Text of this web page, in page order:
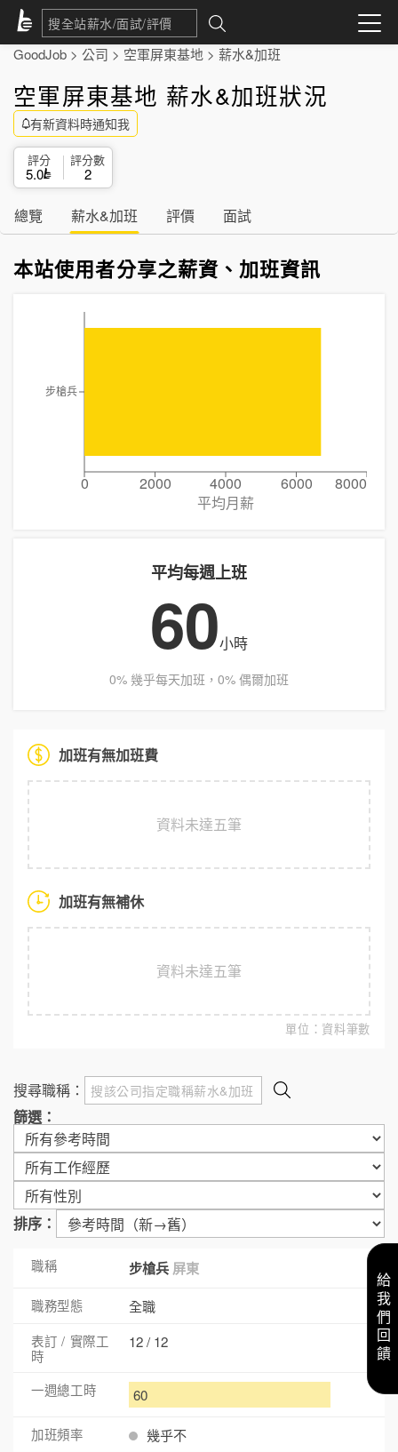
GoodJob > 公司 > 空軍屏東基地 > 薪水&加班
空軍屏東基地 薪水&加班狀況
有新資料時通知我
評分
5.0
評分數
2
總覽 薪水&加班 評價 面試
本站使用者分享之薪資、加班資訊
0 2000 4000 6000
8000
平均月薪
步槍兵
平均每週上班
60小時
0% 幾乎每天加班，0% 偶爾加班
加班有無加班費
資料未達五筆
加班有無補休
資料未達五筆
單位：資料筆數
搜尋職稱：
篩選：
排序：
步槍兵 屏東
全職
12 / 12
60
幾乎不
給我們回饋